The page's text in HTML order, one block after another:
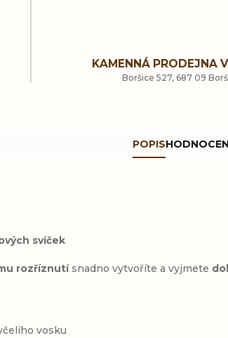
KAMENNÁ PRODEJNA
Boršice 527, 687 09
POPIS
svíček
rozříznutísnadno vytvoříte a vyjmete
vosku